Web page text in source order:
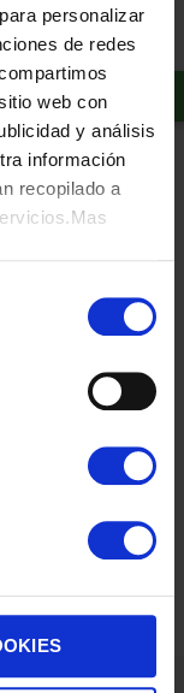
personalizar
de redes
web con
y análisis
información
recopilado a